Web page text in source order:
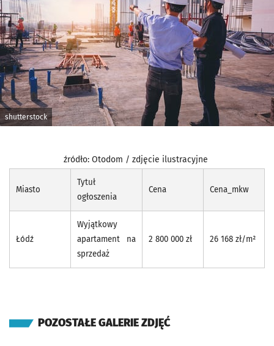
shutterstock
źródło: Otodom / zdjęcie ilustracyjne
Miasto
Tytuł
ogłoszenia
Cena Cena_mkw
Łódź
Wyjątkowy
apartament na
sprzedaż
2 800 000 zł 26 168 zł/m²
POZOSTAŁE GALERIE ZDJĘĆ